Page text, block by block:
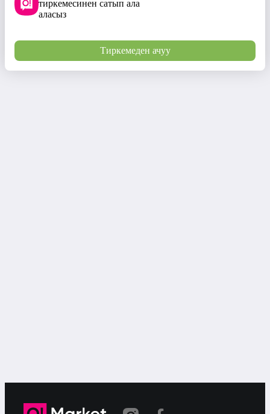
тиркемесинен сатып ала
аласыз
Тиркемеден ачуу